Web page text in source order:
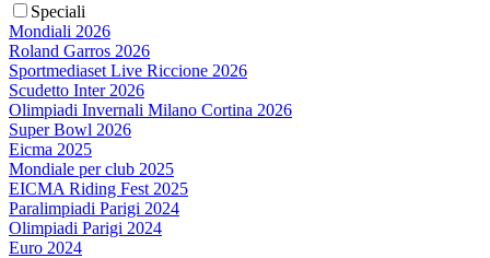
Speciali
Mondiali 2026
Roland Garros 2026
Sportmediaset Live Riccione 2026
Scudetto Inter 2026
Olimpiadi Invernali Milano Cortina 2026
Super Bowl 2026
Eicma 2025
Mondiale per club 2025
EICMA Riding Fest 2025
Paralimpiadi Parigi 2024
Olimpiadi Parigi 2024
Euro 2024